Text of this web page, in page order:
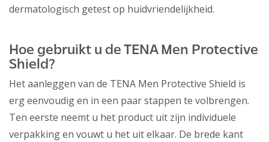
dermatologisch getest op huidvriendelijkheid.
Hoe gebruikt u de TENA Men Protective
Shield?
Het aanleggen van de TENA Men Protective Shield is
erg eenvoudig en in een paar stappen te volbrengen.
Ten eerste neemt u het product uit zijn individuele
verpakking en vouwt u het uit elkaar. De brede kant